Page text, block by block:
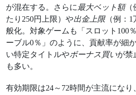
が混在する。さらに 最大ベット額（
たり250円上限）や出金上限（例：1
般化。対象ゲームも「スロット100
ーブル0％」のように、貢献率が細
い特定タイトルやボーナス買いが禁
も多い。
有効期限は24～72時間が主流にな